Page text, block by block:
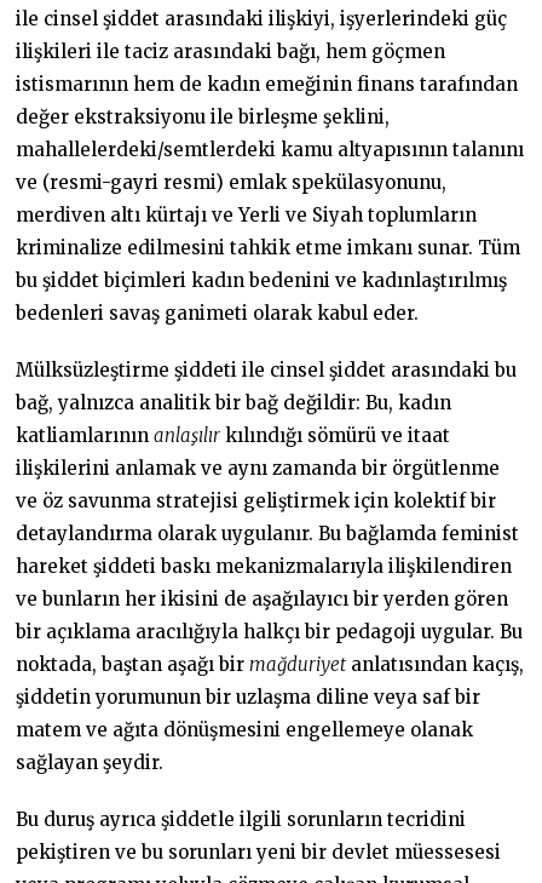
ile cinsel şiddet arasındaki ilişkiyi, işyerlerindeki güç
ilişkileri ile taciz arasındaki bağı, hem göçmen
istismarının hem de kadın emeğinin finans tarafından
değer ekstraksiyonu ile birleşme şeklini,
mahallelerdeki/semtlerdeki kamu altyapısının talanını
ve (resmi-gayri resmi) emlak spekülasyonunu,
merdiven altı kürtajı ve Yerli ve Siyah toplumların
kriminalize edilmesini tahkik etme imkanı sunar. Tüm
bu şiddet biçimleri kadın bedenini ve kadınlaştırılmış
bedenleri savaş ganimeti olarak kabul eder.
Mülksüzleştirme şiddeti ile cinsel şiddet arasındaki bu
bağ, yalnızca analitik bir bağ değildir: Bu, kadın
katliamlarınınanlaşılır kılındığı sömürü ve itaat
ilişkilerini anlamak ve aynı zamanda bir örgütlenme
ve öz savunma stratejisi geliştirmek için kolektif bir
detaylandırma olarak uygulanır. Bu bağlamda feminist
hareket şiddeti baskı mekanizmalarıyla ilişkilendiren
ve bunların her ikisini de aşağılayıcı bir yerden gören
bir açıklama aracılığıyla halkçı bir pedagoji uygular. Bu
noktada, baştan aşağı birmağduriyet anlatısından kaçış,
şiddetin yorumunun bir uzlaşma diline veya saf bir
matem ve ağıta dönüşmesini engellemeye olanak
sağlayan şeydir.
Bu duruş ayrıca şiddetle ilgili sorunların tecridini
pekiştiren ve bu sorunları yeni bir devlet müessesesi